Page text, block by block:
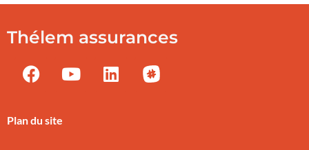
Thélem assurances
Plan du site